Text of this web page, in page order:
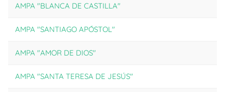
AMPA "BLANCA DE CASTILLA"
AMPA "SANTIAGO APÓSTOL"
AMPA "AMOR DE DIOS"
AMPA "SANTA TERESA DE JESÚS"